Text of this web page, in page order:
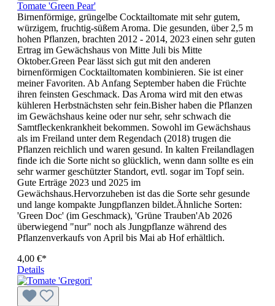
Tomate 'Green Pear'
Birnenförmige, grüngelbe Cocktail­tomate mit sehr gutem,
würzigem, fruchtig-süßem Aroma. Die gesunden, über 2,5 m
hohen Pflanzen, brachten 2012 - 2014, 2023 einen sehr guten
Ertrag im Gewächshaus von Mitte Juli bis Mitte
Oktober.Green Pear lässt sich gut mit den anderen
birnenförmigen Cocktailto­maten kombinieren. Sie ist einer
meiner Favoriten. Ab Anfang September haben die Früchte
ihren feinsten Geschmack. Das Aroma wird mit den etwas
kühleren Herbstnächsten sehr fein.Bisher haben die Pflanzen
im Gewächshaus keine oder nur sehr, sehr schwach die
Samtfleckenkrankheit bekommen. Sowohl im Gewächshaus
als im Freiland unter dem Regendach (2018) trugen die
Pflanzen reichlich und waren gesund. In kalten Freilandlagen
finde ich die Sorte nicht so glücklich, wenn dann sollte es ein
sehr warmer geschützter Standort, evtl. sogar im Topf sein.
Gute Erträge 2023 und 2025 im
Gewächshaus.Hervorzuheben ist das die Sorte sehr gesunde
und lange kompakte Jungpflanzen bildet.Ähnliche Sorten:
'Green Doc' (im Geschmack), 'Grüne Trauben'Ab 2026
überwiegend "nur" noch als Jungpflanze während des
Pflanzenverkaufs von April bis Mai ab Hof erhältlich.
4,00 €*
Details